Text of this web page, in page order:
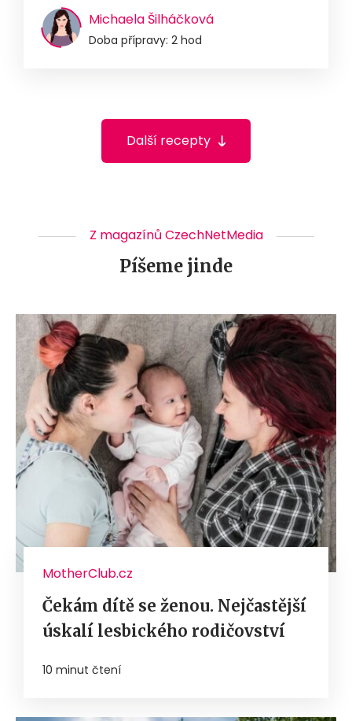
Michaela Šilháčková
Doba přípravy: 2 hod
Další recepty
Z magazínů CzechNetMedia
Píšeme jinde
MotherClub.cz
Čekám dítě se ženou. Nejčastější
úskalí lesbického rodičovství
10 minut čtení